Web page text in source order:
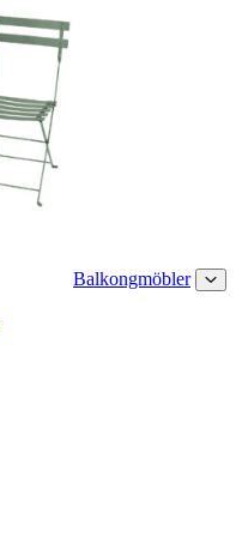
Balkongmöbler